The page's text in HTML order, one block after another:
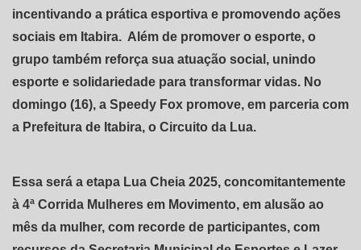
incentivando a prática esportiva e promovendo ações
sociais em Itabira. Além de promover o esporte, o
grupo também reforça sua atuação social, unindo
esporte e solidariedade para transformar vidas. No
domingo (16), a Speedy Fox promove, em parceria com
a Prefeitura de Itabira, o Circuito da Lua.
Essa será a etapa Lua Cheia 2025, concomitantemente
à 4ª Corrida Mulheres em Movimento, em alusão ao
mês da mulher, com recorde de participantes, com